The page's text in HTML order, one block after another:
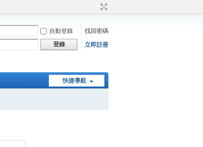
自動登錄
找回密碼
登錄 立即註冊
快捷導航